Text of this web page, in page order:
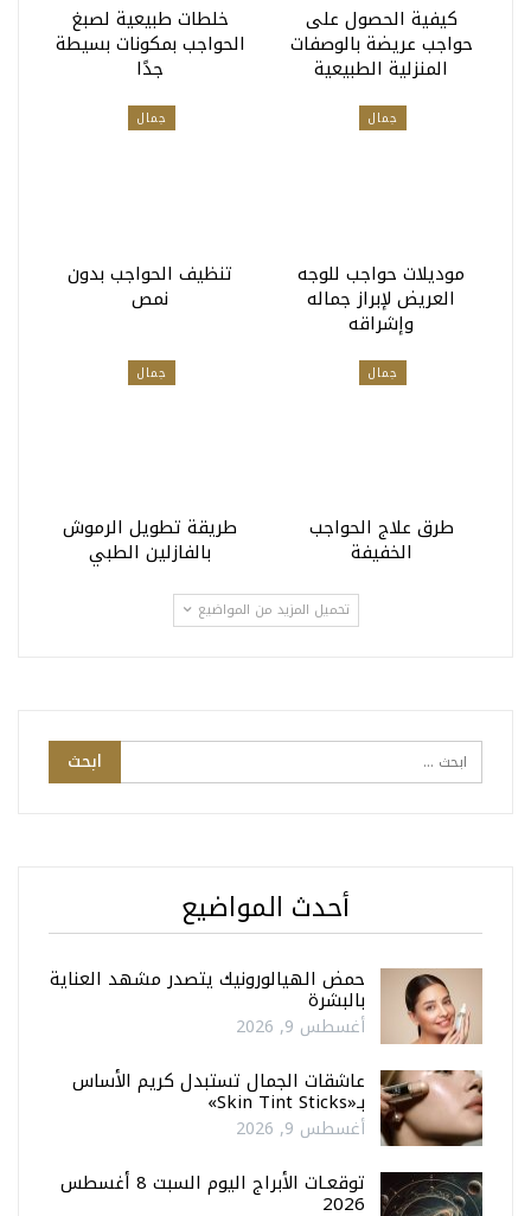
كيفية الحصول على
حواجب عريضة بالوصفات
المنزلية الطبيعية
خلطات طبيعية لصبغ
الحواجب بمكونات بسيطة
جدًا
جمال
موديلات حواجب للوجه
العريض لإبراز جماله
وإشراقه
جمال
تنظيف الحواجب بدون
نمص
جمال
طرق علاج الحواجب
الخفيفة
جمال
طريقة تطويل الرموش
بالفازلين الطبي
تحميل المزيد من المواضيع
أحدث المواضيع
حمض الهيالورونيك يتصدر مشهد العناية
بالبشرة
أغسطس 9, 2026
عاشقات الجمال تستبدل كريم الأساس
بـ«Skin Tint Sticks»
أغسطس 9, 2026
توقعـات الأبراج اليوم السبت 8 أغسطس
2026